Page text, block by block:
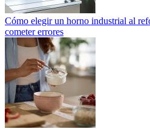
Cómo elegir un horno industrial al
cometer errores